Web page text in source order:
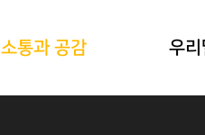
소통과 공감 우